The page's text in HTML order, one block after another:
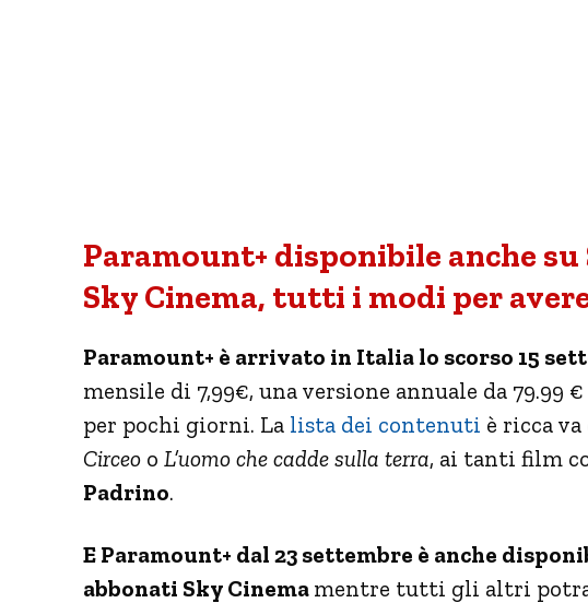
Paramount+ disponibile anche
Sky Cinema, tutti i modi per
Paramount+ è arrivato in Italia lo scorso 15
mensile di 7,99€, una versione annuale da 79.99
per pochi giorni. La lista dei contenuti è ricca
Circeo o L’uomo che cadde sulla terra, ai tanti film
Padrino.
E Paramount+ dal 23 settembre è anche
abbonati Sky Cinema mentre tutti gli altri